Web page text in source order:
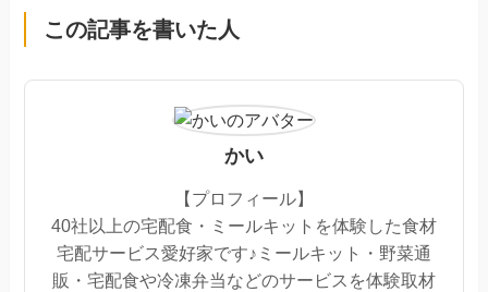
この記事を書いた人
かい
【プロフィール】
40社以上の宅配食・ミールキットを体験した食材
宅配サービス愛好家です♪ミールキット・野菜通
販・宅配食や冷凍弁当などのサービスを体験取材